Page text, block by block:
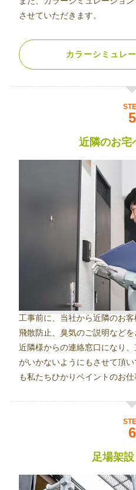
させていただきます。
カラーシミュレ
近隣のお宅
工事前に、当社から近隣のお
飛散防止、臭気のご説明などを
近隣様からの連絡窓口になり
がいかないようにもさせて頂
も私たちひかりペイントのお仕
足場架設